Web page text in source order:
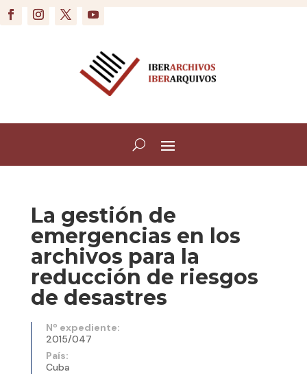
La gestión de
emergencias en los
archivos para la
reducción de riesgos
de desastres
Nº expediente:
2015/047
País:
Cuba